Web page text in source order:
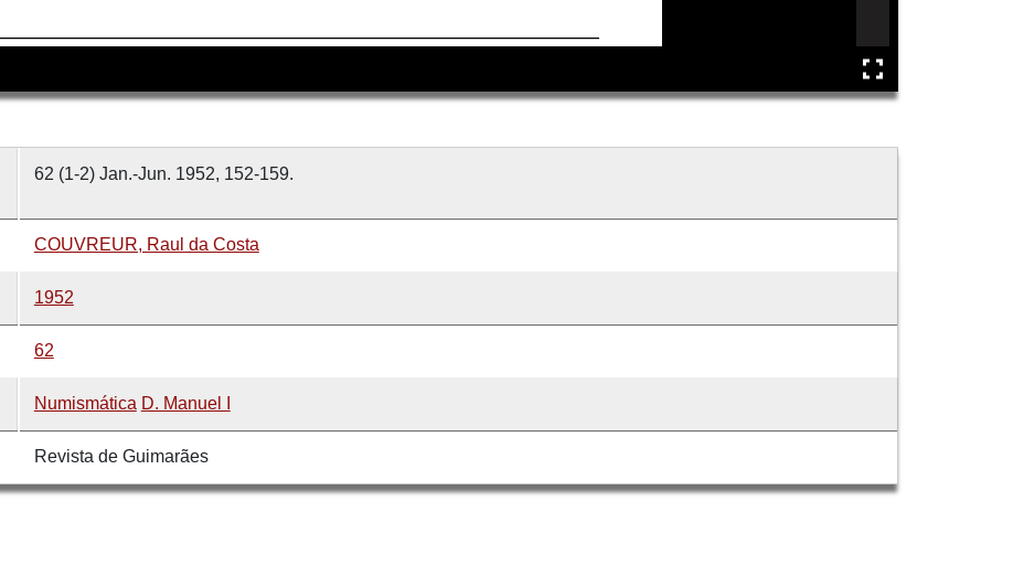
62 (1-2) Jan.-Jun. 1952, 152-159.
COUVREUR, Raul da Costa
1952
62
Numismática D. Manuel I
Revista de Guimarães